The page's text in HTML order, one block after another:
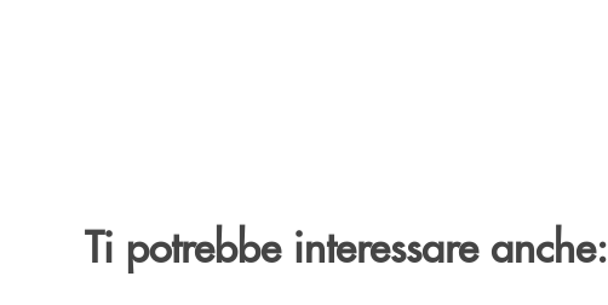
Ti potrebbe interessare anche: